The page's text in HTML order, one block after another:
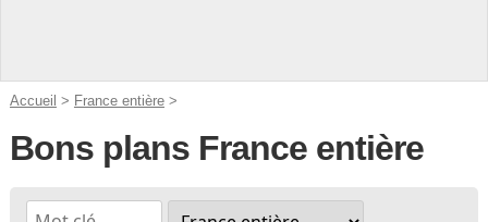
Accueil > France entière>
Bons plans France entière